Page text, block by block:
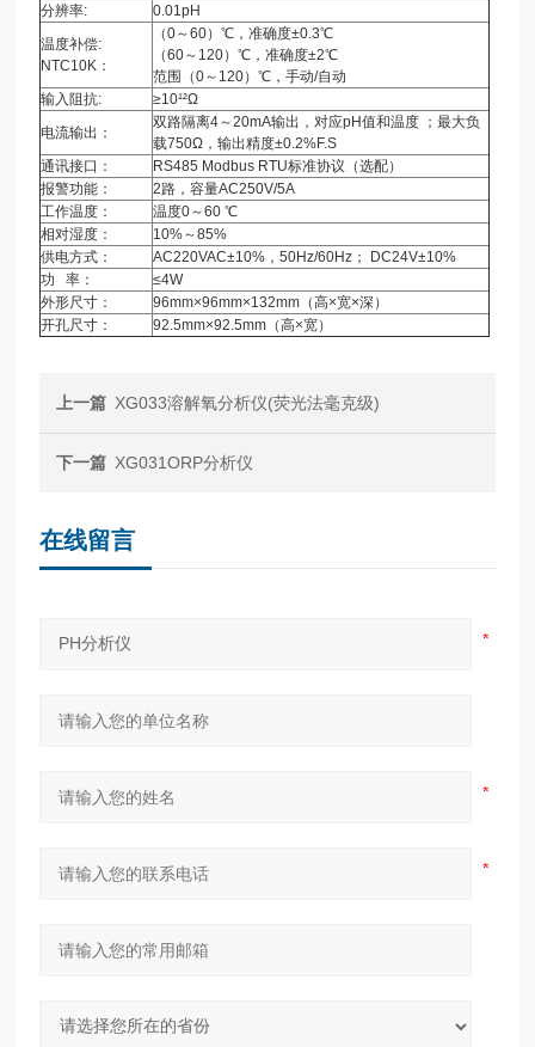
分辨率:
0.01pH
温度补偿:
NTC10K：
（0～60）℃，准确度±0.3℃
（60～120）℃，准确度±2℃
范围（0～120）℃，手动/自动
输入阻抗:
≥10¹²Ω
电流输出：
双路隔离4～20mA输出，对应pH值和温度 ；最大负
载750Ω，输出精度±0.2%F.S
通讯接口：
RS485 Modbus RTU标准协议（选配）
报警功能：
2路，容量AC250V/5A
工作温度：
温度0～60 ℃
相对湿度：
10%～85%
供电方式：
AC220VAC±10%，50Hz/60Hz； DC24V±10%
功 率：
≤4W
外形尺寸：
96mm×96mm×132mm（高×宽×深）
开孔尺寸：
92.5mm×92.5mm（高×宽）
上一篇 XG033溶解氧分析仪(荧光法毫克级)
下一篇 XG031ORP分析仪
在线留言